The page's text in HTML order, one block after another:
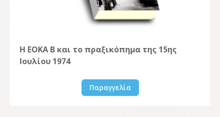
Η ΕΟΚΑ Β και το πραξικόπημα της 15ης
Ιουλίου 1974
Παραγγελία